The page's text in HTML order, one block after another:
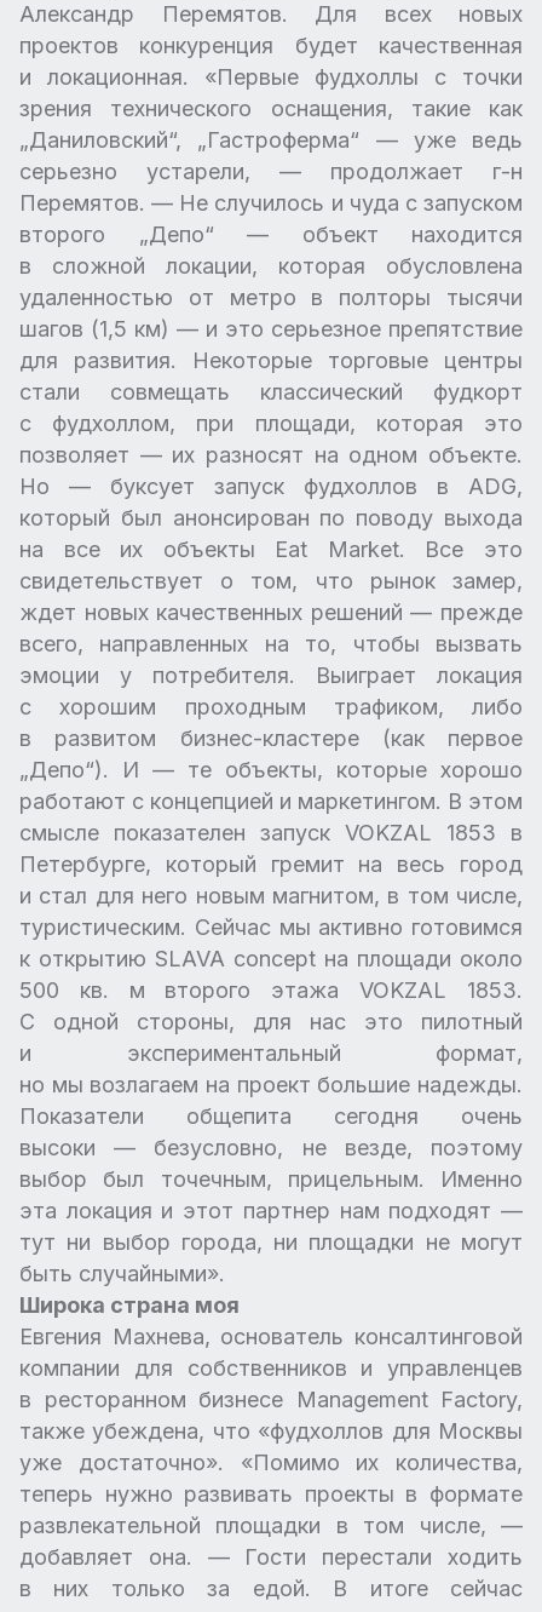
Александр Перемятов. Для всех новых
проектов конкуренция будет качественная
и локационная. «Первые фудхоллы с точки
зрения технического оснащения, такие как
„Даниловский“, „Гастроферма“ — уже ведь
серьезно устарели, — продолжает г-н
Перемятов. — Не случилось и чуда с запуском
второго „Депо“ — объект находится
в сложной локации, которая обусловлена
удаленностью от метро в полторы тысячи
шагов (1,5 км) — и это серьезное препятствие
для развития. Некоторые торговые центры
стали совмещать классический фудкорт
с фудхоллом, при площади, которая это
позволяет — их разносят на одном объекте.
Но — буксует запуск фудхоллов в ADG,
который был анонсирован по поводу выхода
на все их объекты Eat Market. Все это
свидетельствует о том, что рынок замер,
ждет новых качественных решений — прежде
всего, направленных на то, чтобы вызвать
эмоции у потребителя. Выиграет локация
с хорошим проходным трафиком, либо
в развитом бизнес-кластере (как первое
„Депо“). И — те объекты, которые хорошо
работают с концепцией и маркетингом. В этом
смысле показателен запуск VOKZAL 1853 в
Петербурге, который гремит на весь город
и стал для него новым магнитом, в том числе,
туристическим. Сейчас мы активно готовимся
к открытию SLAVA concept на площади около
500 кв. м второго этажа VOKZAL 1853.
С одной стороны, для нас это пилотный
и экспериментальный формат,
но мы возлагаем на проект большие надежды.
Показатели общепита сегодня очень
высоки — безусловно, не везде, поэтому
выбор был точечным, прицельным. Именно
эта локация и этот партнер нам подходят —
тут ни выбор города, ни площадки не могут
быть случайными».
Широка страна моя
Евгения Махнева, основатель консалтинговой
компании для собственников и управленцев
в ресторанном бизнесе Management Factory,
также убеждена, что «фудхоллов для Москвы
уже достаточно». «Помимо их количества,
теперь нужно развивать проекты в формате
развлекательной площадки в том числе, —
добавляет она. — Гости перестали ходить
в них только за едой. В итоге сейчас